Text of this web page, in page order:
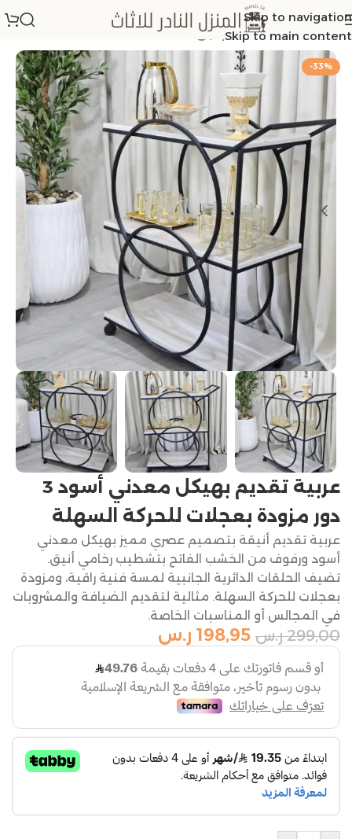
Skip to navigation
Skip to main content
الرئيسية/عربات تقديم ترلي
-33%
عربية تقديم بهيكل معدني أسود 3
دور مزودة بعجلات للحركة السهلة
عربية تقديم أنيقة بتصميم عصري مميز بهيكل معدني
أسود ورفوف من الخشب الفاتح بتشطيب رخامي أنيق.
تضيف الحلقات الدائرية الجانبية لمسة فنية راقية، ومزودة
بعجلات للحركة السهلة. مثالية لتقديم الضيافة والمشروبات
في المجالس أو المناسبات الخاصة.
299,00 ر.س 198,95 ر.س